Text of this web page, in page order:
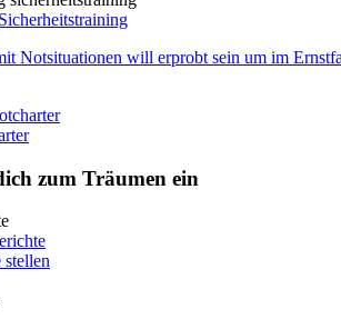
Notsituationen will erprobt sein um im
zum Träumen ein
stellen